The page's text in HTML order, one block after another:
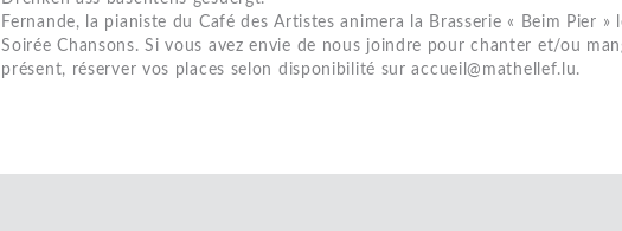
Fernande, la pianiste du Café des Artistes animera la Brasserie « Beim Pier
Soirée Chansons. Si vous avez envie de nous joindre pour chanter et/ou
présent, réserver vos places selon disponibilité sur accueil@mathellef.lu.